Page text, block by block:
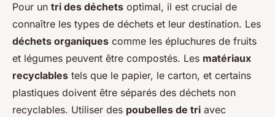
Pour un tri des déchets optimal, il est crucial de
connaître les types de déchets et leur destination. Les
déchets organiques comme les épluchures de fruits
et légumes peuvent être compostés. Les matériaux
recyclables tels que le papier, le carton, et certains
plastiques doivent être séparés des déchets non
recyclables. Utiliser des poubelles de tri avec